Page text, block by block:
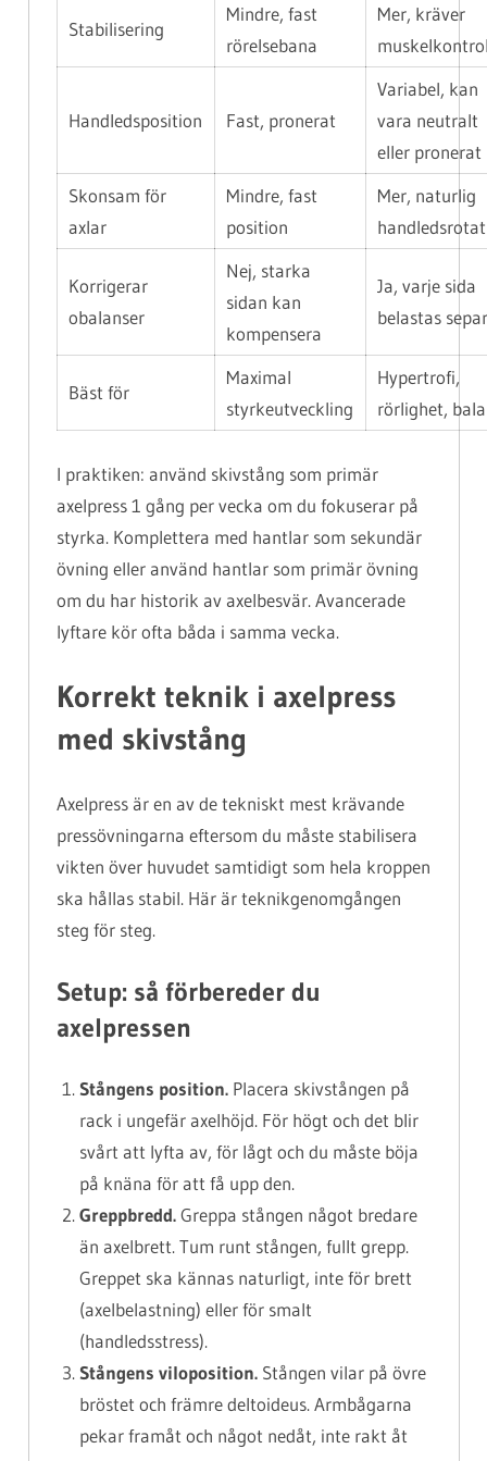
Stabilisering
Mindre, fast
rörelsebana
Mer, kräver
Handledsposition Fast, pronerat
Variabel, kan
vara neutralt
eller pronerat
Skonsam för
axlar
Mindre, fast
position
Mer, naturlig
Korrigerar
obalanser
Nej, starka
sidan kan
kompensera
Ja, varje sida
belastas
Bäst för
Maximal
styrkeutveckling
Hypertrofi,
rörlighet,
I praktiken: använd skivstång som primär
axelpress 1 gång per vecka om du fokuserar på
styrka. Komplettera med hantlar som sekundär
övning eller använd hantlar som primär övning
om du har historik av axelbesvär. Avancerade
lyftare kör ofta båda i samma vecka.
Korrekt teknik i axelpress
med skivstång
Axelpress är en av de tekniskt mest krävande
pressövningarna eftersom du måste stabilisera
vikten över huvudet samtidigt som hela kroppen
ska hållas stabil. Här är teknikgenomgången
steg för steg.
Setup: så förbereder du
axelpressen
Stångens position. Placera skivstången på
rack i ungefär axelhöjd. För högt och det blir
svårt att lyfta av, för lågt och du måste böja
på knäna för att få upp den.
Greppbredd.Greppa stången något bredare
än axelbrett. Tum runt stången, fullt grepp.
Greppet ska kännas naturligt, inte för brett
(axelbelastning) eller för smalt
(handledsstress).
Stångens viloposition. Stången vilar på övre
bröstet och främre deltoideus. Armbågarna
pekar framåt och något nedåt, inte rakt åt